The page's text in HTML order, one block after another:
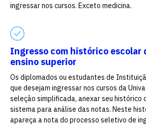
ingressar nos cursos. Exceto medicina.
Ingresso com histórico escolar
ensino superior
Os diplomados ou estudantes de
que desejam ingressar nos cursos da
seleção simplificada, anexar seu histórico
sistema para análise das notas. Neste
apareça a nota do processo seletivo de